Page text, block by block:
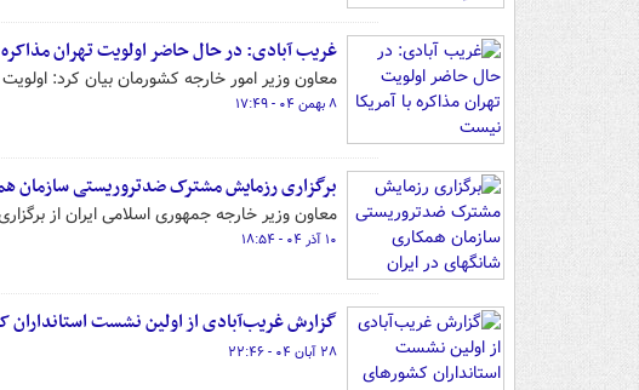
غریب آبادی: در حال حاضر اولویت تهران
معاون وزیر امور خارجه کشورمان بیان کرد:
۸ بهمن ۰۴ - ۱۷:۴۹
برگزاری رزمایش مشترک ضدتروریستی سازمان
معاون وزیر خارجه جمهوری اسلامی ایران از
۱۰ آذر ۰۴ - ۱۸:۵۴
گزارش غریب‌آبادی از اولین نشست
۲۸ آبان ۰۴ - ۲۲:۴۶